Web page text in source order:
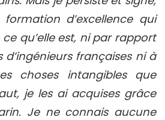
d’excellence qui
qu’elle est, ni par rapport
françaises ni à
choses intangibles que
je les ai acquises grâce
Je ne connais aucune